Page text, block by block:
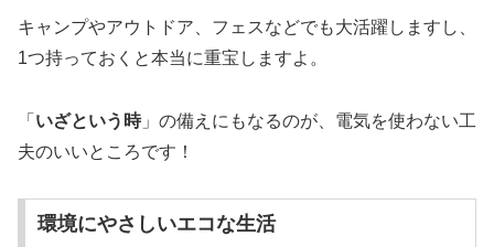
キャンプやアウトドア、フェスなどでも大活躍しますし、
1つ持っておくと本当に重宝しますよ。
「 いざという時」の備えにもなるのが、電気を使わない工
夫のいいところです！
環境にやさしいエコな生活